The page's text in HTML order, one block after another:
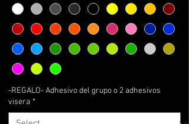
-REGALO- Adhesivo del grupo o 2 adhesivos
visera *